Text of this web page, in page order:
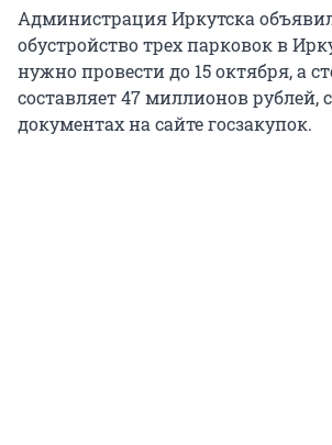
Администрация Иркутска
обустройство трех парковок в
нужно провести до 15 октября, а
составляет 47 миллионов рублей,
документах на сайте госзакупок.